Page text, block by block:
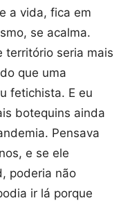
a vida, fica em
se acalma.
território seria mais
que uma
fetichista. E eu
botequins ainda
Pensava
e se ele
poderia não
ir lá porque